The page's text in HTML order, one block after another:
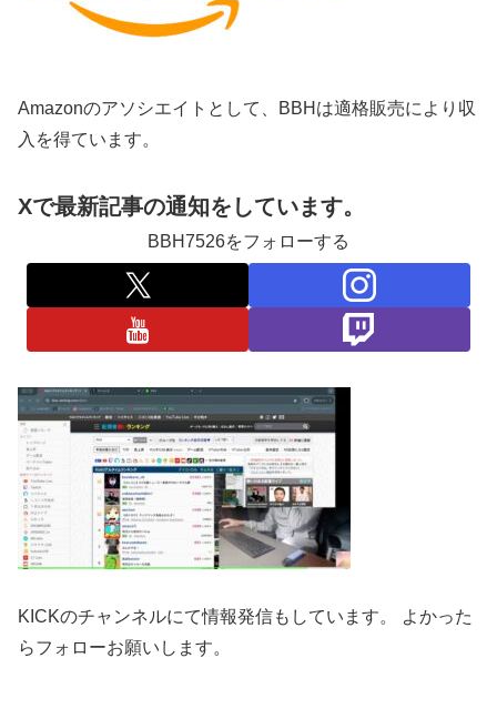
Amazonのアソシエイトとして、BBHは適格販売により収
入を得ています。
Xで最新記事の通知をしています。
BBH7526をフォローする
KICKのチャンネルにて情報発信もしています。 よかった
らフォローお願いします。